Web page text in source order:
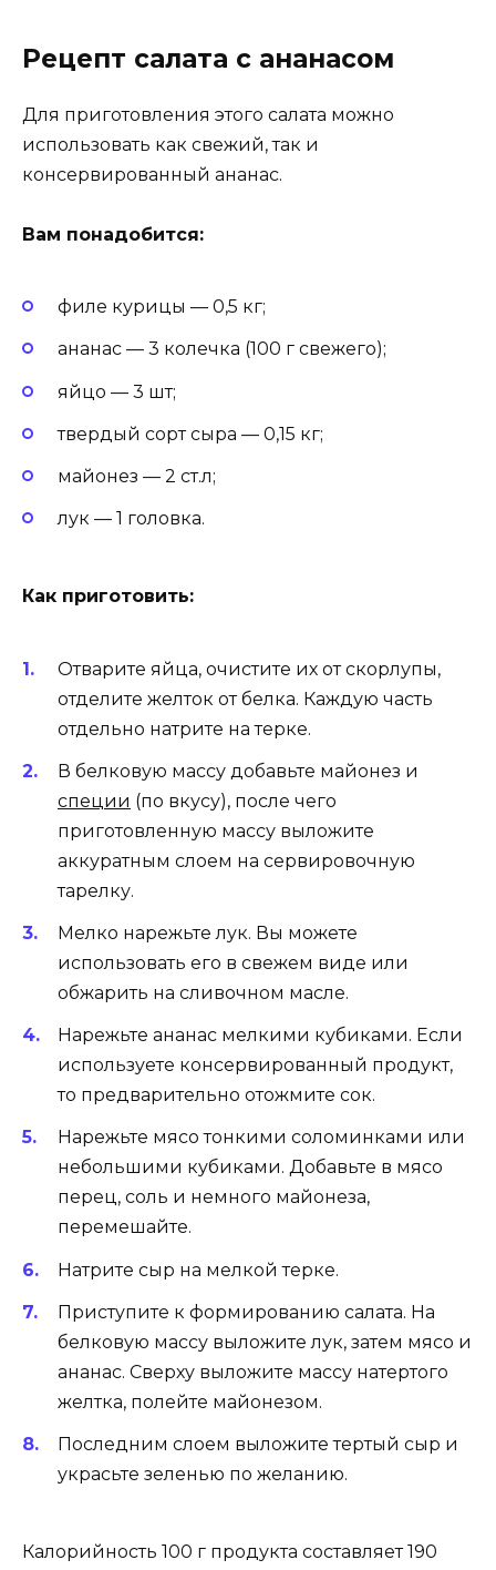
Рецепт салата с ананасом
Для приготовления этого салата можно
использовать как свежий, так и
консервированный ананас.
Вам понадобится:
филе курицы — 0,5 кг;
ананас — 3 колечка (100 г свежего);
яйцо — 3 шт;
твердый сорт сыра — 0,15 кг;
майонез — 2 ст.л;
лук — 1 головка.
Как приготовить:
Отварите яйца, очистите их от скорлупы,
отделите желток от белка. Каждую часть
отдельно натрите на терке.
В белковую массу добавьте майонез и
специи (по вкусу), после чего
приготовленную массу выложите
аккуратным слоем на сервировочную
тарелку.
Мелко нарежьте лук. Вы можете
использовать его в свежем виде или
обжарить на сливочном масле.
Нарежьте ананас мелкими кубиками. Если
используете консервированный продукт,
то предварительно отожмите сок.
Нарежьте мясо тонкими соломинками или
небольшими кубиками. Добавьте в мясо
перец, соль и немного майонеза,
перемешайте.
Натрите сыр на мелкой терке.
Приступите к формированию салата. На
белковую массу выложите лук, затем мясо и
ананас. Сверху выложите массу натертого
желтка, полейте майонезом.
Последним слоем выложите тертый сыр и
украсьте зеленью по желанию.
Калорийность 100 г продукта составляет 190